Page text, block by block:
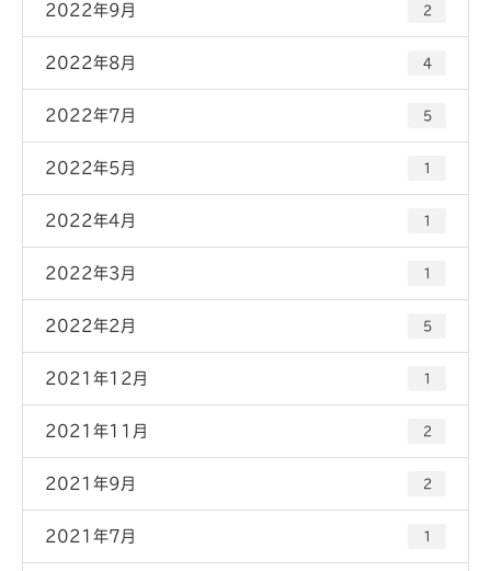
2022年9月 2
2022年8月 4
2022年7月 5
2022年5月 1
2022年4月 1
2022年3月 1
2022年2月 5
2021年12月 1
2021年11月 2
2021年9月 2
2021年7月 1